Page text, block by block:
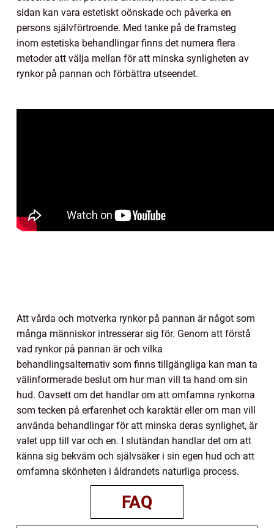
sidan kan vara estetiskt oönskade och påverka en
persons självförtroende. Med tanke på de framsteg
inom estetiska behandlingar finns det numera flera
metoder att välja mellan för att minska synligheten av
rynkor på pannan och förbättra utseendet.
Att vårda och motverka rynkor på pannan är något som
många människor intresserar sig för. Genom att förstå
vad rynkor på pannan är och vilka
behandlingsalternativ som finns tillgängliga kan man ta
välinformerade beslut om hur man vill ta hand om sin
hud. Oavsett om det handlar om att omfamna rynkorna
som tecken på erfarenhet och karaktär eller om man vill
använda behandlingar för att minska deras synlighet, är
valet upp till var och en. I slutändan handlar det om att
känna sig bekväm och självsäker i sin egen hud och att
omfamna skönheten i åldrandets naturliga process.
FAQ